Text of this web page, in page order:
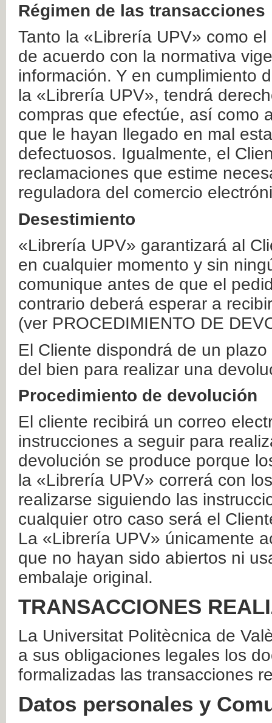
Régimen de las transacciones
Tanto la «Librería UPV» como
de acuerdo con la normativa
información. Y en cumplimiento
la «Librería UPV», tendrá
compras que efectúe, así como
que le hayan llegado en mal
defectuosos. Igualmente, el
reclamaciones que estime
reguladora del comercio
Desestimiento
«Librería UPV» garantizará al
en cualquier momento y sin
comunique antes de que el
contrario deberá esperar a
(ver PROCEDIMIENTO DE
El Cliente dispondrá de un
del bien para realizar una
Procedimiento de devolución
El cliente recibirá un correo
instrucciones a seguir para
devolución se produce porque
la «Librería UPV» correrá con
realizarse siguiendo las
cualquier otro caso será el
La «Librería UPV» únicamente
que no hayan sido abiertos ni
embalaje original.
TRANSACCIONES
La Universitat Politècnica de
a sus obligaciones legales los
formalizadas las transacciones
Datos personales y